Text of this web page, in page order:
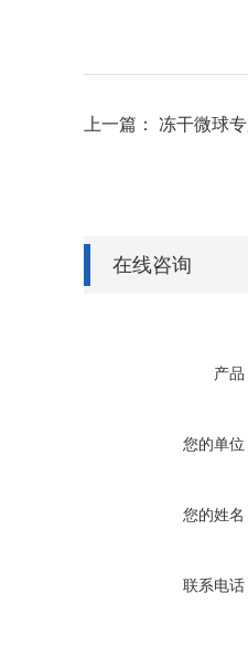
上一篇： 冻干微球
在线咨询
产品
您的单位
您的姓名
联系电话